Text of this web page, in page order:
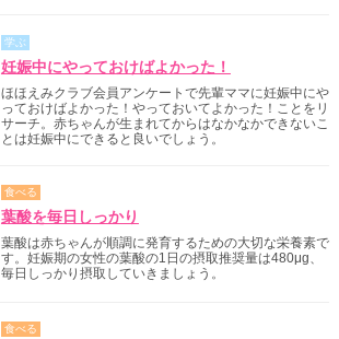
学ぶ
妊娠中にやっておけばよかった！
ほほえみクラブ会員アンケートで先輩ママに妊娠中にや
っておけばよかった！やっておいてよかった！ことをリ
サーチ。赤ちゃんが生まれてからはなかなかできないこ
とは妊娠中にできると良いでしょう。
食べる
葉酸を毎日しっかり
葉酸は赤ちゃんが順調に発育するための大切な栄養素で
す。妊娠期の女性の葉酸の1日の摂取推奨量は480μg、
毎日しっかり摂取していきましょう。
食べる